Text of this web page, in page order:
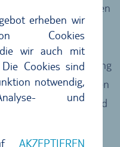
erheben wir
Cookies
die wir auch mit
Cookies sind
notwendig,
und
AKZEPTIEREN
Damit bleiben
und können Ihre
Plänen
in der Umgebung
und längere Touren
in Deutschland
Kilometer im